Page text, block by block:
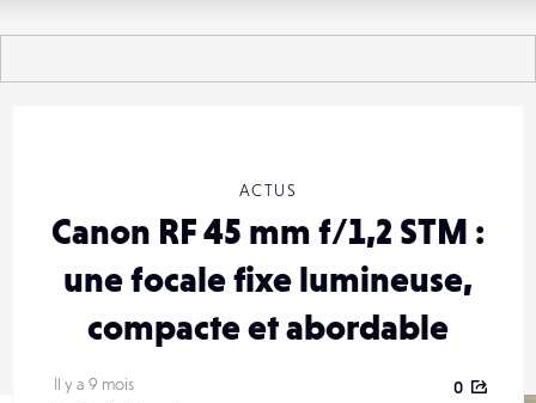
ACTUS
Canon RF 45 mm f/1,2 STM :
une focale fixe lumineuse,
compacte et abordable
Il y a 9 mois
0